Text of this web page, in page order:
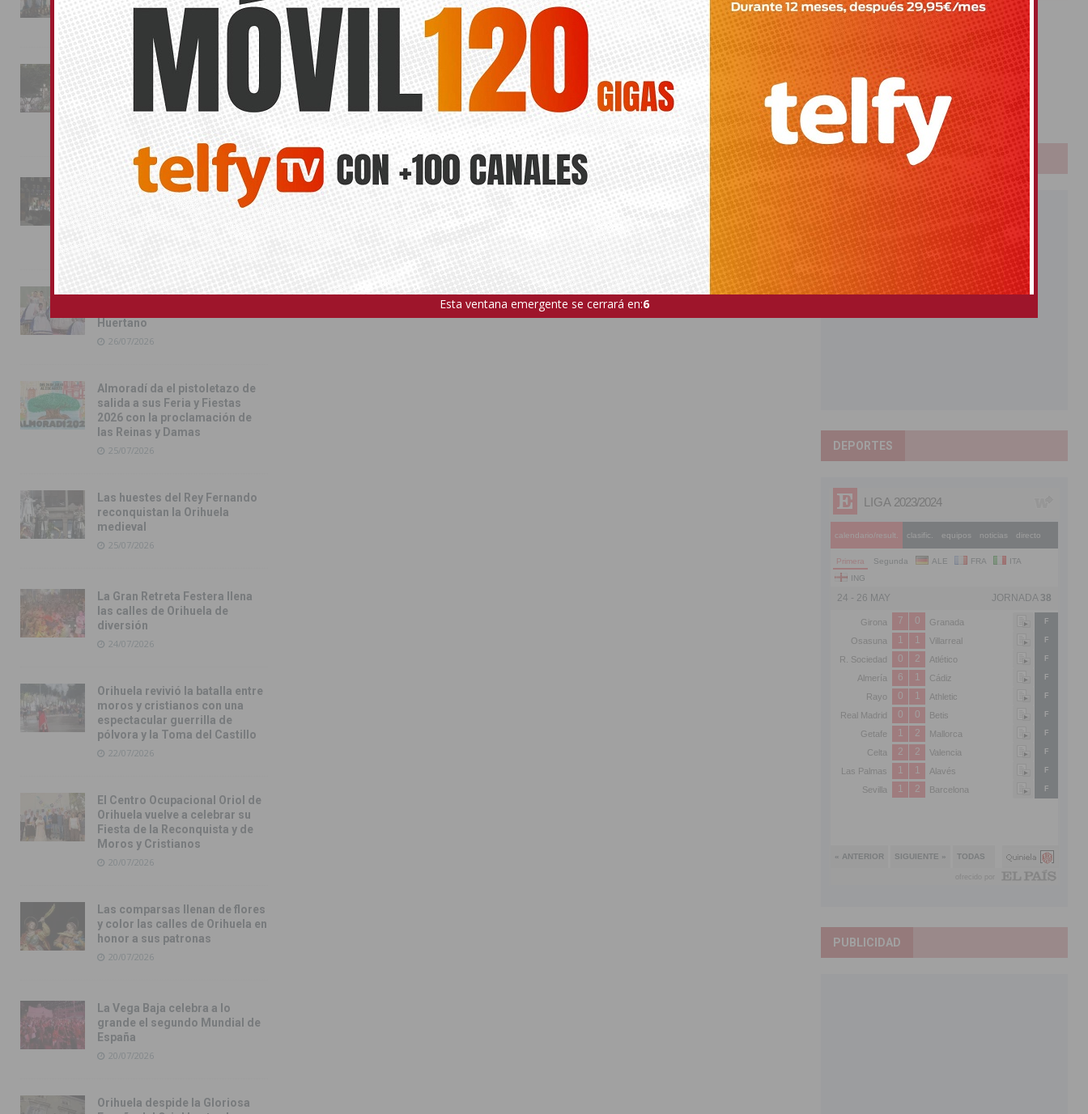
Almoradí
01/08/2026
La fiesta se adueña de
Almoradí con la presentación
de los cargos festeros y la
toma del castillo
31/07/2026
Pilar de la Horadada
conmemora con emoción el
40º aniversario de su
independencia como municipio
31/07/2026
Almoradí presume de raíces
Huertano
26/07/2026
Almoradí da el pistoletazo de
salida a sus Feria y Fiestas
2026 con la proclamación de
las Reinas y Damas
25/07/2026
Las huestes del Rey Fernando
reconquistan la Orihuela
medieval
25/07/2026
La Gran Retreta Festera llena
las calles de Orihuela de
diversión
24/07/2026
Orihuela revivió la batalla entre
moros y cristianos con una
espectacular guerrilla de
pólvora y la Toma del Castillo
22/07/2026
El Centro Ocupacional Oriol de
Orihuela vuelve a celebrar su
Fiesta de la Reconquista y de
Moros y Cristianos
20/07/2026
Las comparsas llenan de flores
y color las calles de Orihuela en
honor a sus patronas
20/07/2026
La Vega Baja celebra a lo
grande el segundo Mundial de
España
20/07/2026
Orihuela despide la Gloriosa
Bonoloto
Primitiva
El Gordo
Euromillones
Loteria
Once
PUBLICIDAD
DEPORTES
PUBLICIDAD
Esta ventana emergente se cerrará en:5